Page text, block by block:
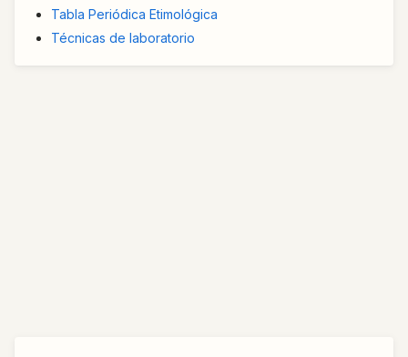
Tabla Periódica Etimológica
Técnicas de laboratorio